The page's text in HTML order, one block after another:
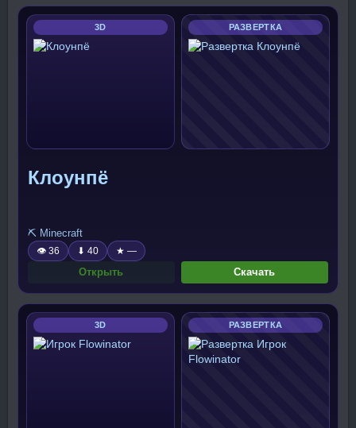
3D РАЗВЕРТКА
Клоунпё
⛏️ Minecraft
👁 36 ⬇ 40 ★ —
Открыть Скачать
3D РАЗВЕРТКА